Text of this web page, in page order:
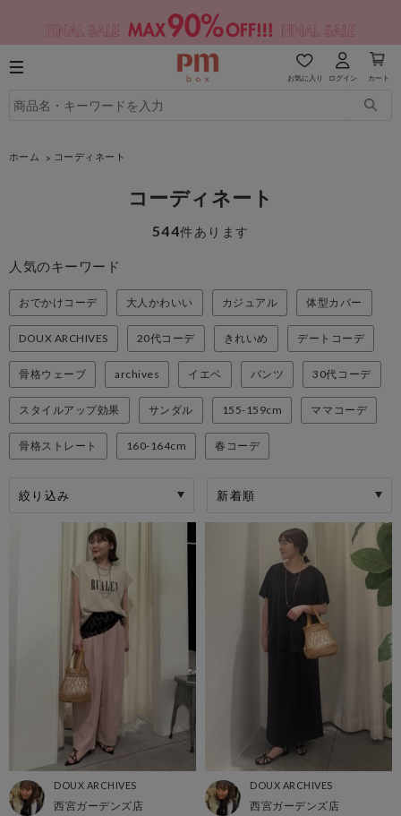
お気に入り ログイン カート
ホーム コーディネート
コーディネート
544件あります
人気のキーワード
おでかけコーデ 大人かわいい カジュアル 体型カバー
DOUX ARCHIVES 20代コーデ きれいめ デートコーデ
骨格ウェーブ archives イエベ パンツ 30代コーデ
スタイルアップ効果 サンダル 155-159cm ママコーデ
骨格ストレート 160-164cm 春コーデ
絞り込み
DOUX ARCHIVES
西宮ガーデンズ店
DOUX ARCHIVES
西宮ガーデンズ店